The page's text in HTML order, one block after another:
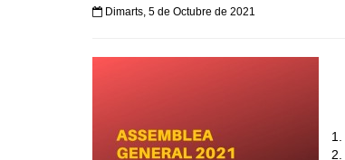
Dimarts, 5 de Octubre de 2021